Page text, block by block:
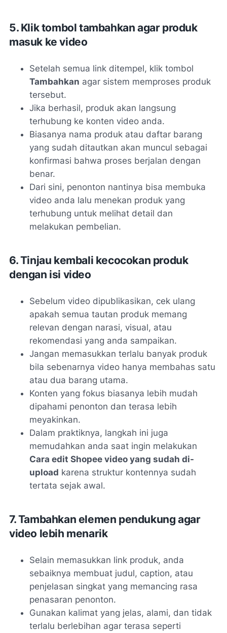
5. Klik tombol tambahkan agar produk
masuk ke video
Setelah semua link ditempel, klik tombol
Tambahkan agar sistem memproses produk
tersebut.
Jika berhasil, produk akan langsung
terhubung ke konten video anda.
Biasanya nama produk atau daftar barang
yang sudah ditautkan akan muncul sebagai
konfirmasi bahwa proses berjalan dengan
benar.
Dari sini, penonton nantinya bisa membuka
video anda lalu menekan produk yang
terhubung untuk melihat detail dan
melakukan pembelian.
6. Tinjau kembali kecocokan produk
dengan isi video
Sebelum video dipublikasikan, cek ulang
apakah semua tautan produk memang
relevan dengan narasi, visual, atau
rekomendasi yang anda sampaikan.
Jangan memasukkan terlalu banyak produk
bila sebenarnya video hanya membahas satu
atau dua barang utama.
Konten yang fokus biasanya lebih mudah
dipahami penonton dan terasa lebih
meyakinkan.
Dalam praktiknya, langkah ini juga
memudahkan anda saat ingin melakukan
Cara edit Shopee video yang sudah di-
upload karena struktur kontennya sudah
tertata sejak awal.
7. Tambahkan elemen pendukung agar
video lebih menarik
Selain memasukkan link produk, anda
sebaiknya membuat judul, caption, atau
penjelasan singkat yang memancing rasa
penasaran penonton.
Gunakan kalimat yang jelas, alami, dan tidak
terlalu berlebihan agar terasa seperti